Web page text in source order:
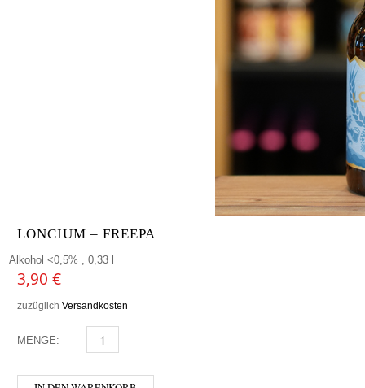
LONCIUM – FREEPA
Alkohol <0,5% , 0,33 l
3,90 €
zuzüglich Versandkosten
MENGE: LONCIUM - FREEPA MENGE